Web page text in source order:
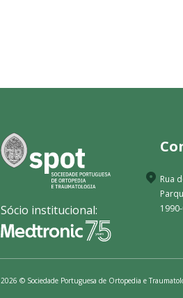
Sócio institucional:
Rua
2026 © Sociedade Portuguesa de Ortopedia e